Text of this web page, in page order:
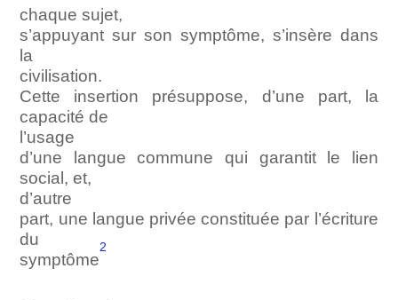
chaque sujet,
s’appuyant sur son symptôme, s’insère dans
la
civilisation.
Cette insertion présuppose, d’une part, la
capacité de
l’usage
d’une langue commune qui garantit le lien
social, et,
d’autre
part, une langue privée constituée par l’écriture
du
symptôme
2